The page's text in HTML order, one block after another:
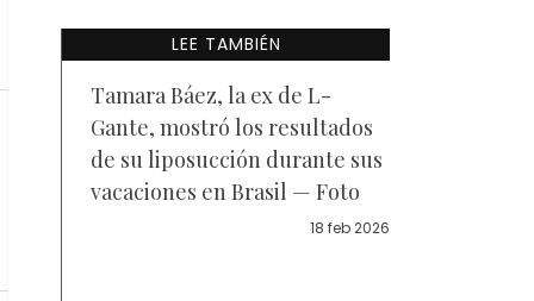
LEE TAMBIÉN
Tamara Báez, la ex de L-
Gante, mostró los resultados
de su liposucción durante sus
vacaciones en Brasil — Foto
18 feb 2026